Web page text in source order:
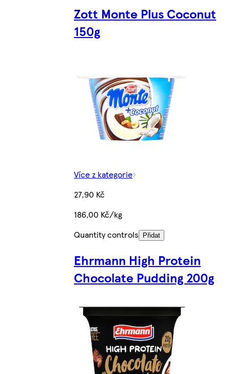
Zott Monte Plus Coconut
150g
Více z kategorie
27,90 Kč
186,00 Kč/kg
Quantity controls
Přidat
Ehrmann High Protein
Chocolate Pudding 200g